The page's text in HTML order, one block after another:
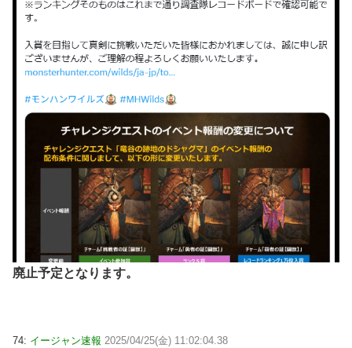
廃止予定となります。
74: イージャン速報 2025/04/25(金) 11:02:04.38